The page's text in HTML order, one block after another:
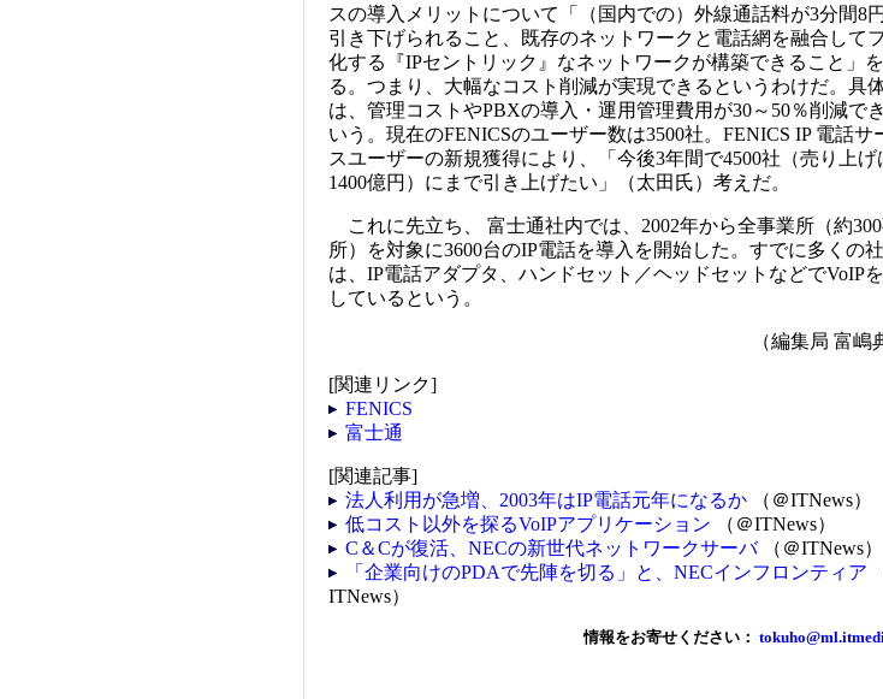
スの導入メリットについて「（国内での）外線通話料が3分間8
引き下げられること、既存のネットワークと電話網を融合して
化する『IPセントリック』なネットワークが構築できること」
る。つまり、大幅なコスト削減が実現できるというわけだ。具
は、管理コストやPBXの導入・運用管理費用が30～50％削減で
いう。現在のFENICSのユーザー数は3500社。FENICS IP 電話サ
スユーザーの新規獲得により、「今後3年間で4500社（売り上げ
1400億円）にまで引き上げたい」（太田氏）考えだ。
これに先立ち、 富士通社内では、2002年から全事業所（約
所）を対象に3600台のIP電話を導入を開始した。すでに多くの
は、IP電話アダプタ、ハンドセット／ヘッドセットなどでVoIP
しているという。
（編集局 富嶋
[関連リンク]
FENICS
富士通
[関連記事]
法人利用が急増、2003年はIP電話元年になるか （＠ITNews）
低コスト以外を探るVoIPアプリケーション （＠ITNews）
C＆Cが復活、NECの新世代ネットワークサーバ（＠ITNews）
「企業向けのPDAで先陣を切る」と、NECインフロンティア
ITNews）
情報をお寄せください：